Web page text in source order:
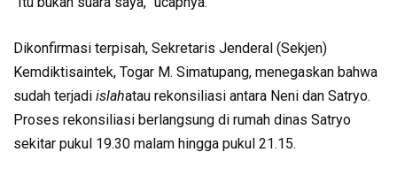
Dikonfirmasi terpisah, Sekretaris Jenderal (Sekjen)
Kemdiktisaintek, Togar M. Simatupang, menegaskan bahwa
sudah terjadi islahatau rekonsiliasi antara Neni dan Satryo.
Proses rekonsiliasi berlangsung di rumah dinas Satryo
sekitar pukul 19.30 malam hingga pukul 21.15.